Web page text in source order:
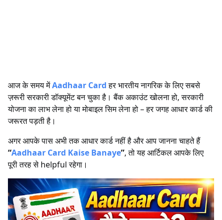
आज के समय मेंAadhaar Cardहर भारतीय नागरिक के लिए सबसे
ज़रूरी सरकारी डॉक्यूमेंट बन चुका है। बैंक अकाउंट खोलना हो, सरकारी
योजना का लाभ लेना हो या मोबाइल सिम लेना हो – हर जगह आधार कार्ड की
जरूरत पड़ती है।
अगर आपके पास अभी तक आधार कार्ड नहीं है और आप जानना चाहते हैं
“Aadhaar Card Kaise Banaye”, तो यह आर्टिकल आपके लिए
पूरी तरह से helpful रहेगा।